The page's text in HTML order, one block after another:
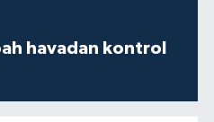
havadan kontrol